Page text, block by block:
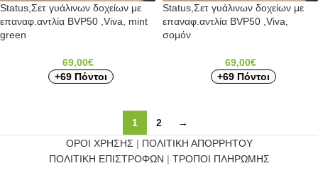
Status,Σετ γυάλινων δοχείων με
επαναφ.αντλία BVP50 ,Viva, mint
green
69,00€
+69 Πόντοι
Status,Σετ γυάλινων δοχείων με
επαναφ.αντλία BVP50 ,Viva,
σομόν
69,00€
+69 Πόντοι
1 2
→
ΟΡΟΙ ΧΡΗΣΗΣ | ΠΟΛΙΤΙΚΗ ΑΠΟΡΡΗΤΟΥ
ΠΟΛΙΤΙΚΗ ΕΠΙΣΤΡΟΦΩΝ | ΤΡΟΠΟΙ ΠΛΗΡΩΜΗΣ